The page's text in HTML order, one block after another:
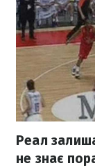
Реал
не знає